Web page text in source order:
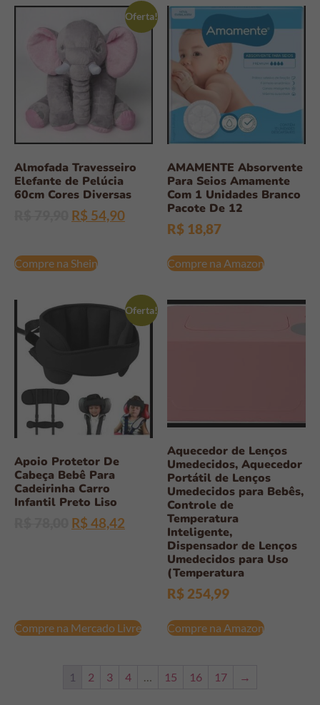
Oferta!
Almofada Travesseiro
Elefante de Pelúcia
60cm Cores Diversas
R$ 54,90
Compre na Shein
AMAMENTE Absorvente
Para Seios Amamente
Com 1 Unidades Branco
Pacote De 12
R$ 18,87
Compre na Amazon
Oferta!
Apoio Protetor De
Cabeça Bebê Para
Cadeirinha Carro
Infantil Preto Liso
R$ 48,42
Compre na Mercado Livre
Aquecedor de Lenços
Umedecidos, Aquecedor
Portátil de Lenços
Umedecidos para Bebês,
Controle de
Temperatura
Inteligente,
Dispensador de Lenços
Umedecidos para Uso
(Temperatura
R$ 254,99
Compre na Amazon
1 2 3 4 … 15 16 17 →